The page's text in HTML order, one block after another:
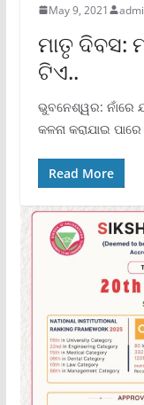
May 9, 2021
ମାତୃ ଦିବସ:
ଟିଏ..
ଭୁବନେଶ୍ୱର: ନାଁରେ
କଳନା କରାଯାଇ
Read More